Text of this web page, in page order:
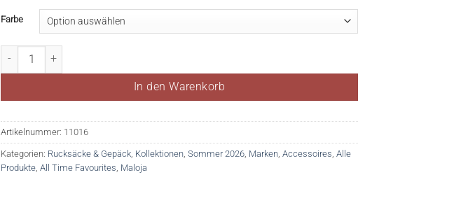
Farbe
VinsonM. Menge
In den Warenkorb
Artikelnummer: 11016
Kategorien: Rucksäcke & Gepäck Kollektionen Sommer 2026 Marken Accessoires Alle
Produkte All Time Favourites Maloja